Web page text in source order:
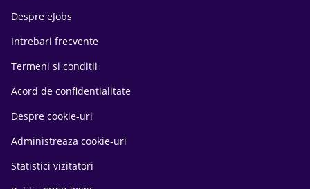
Despre eJobs
Intrebari frecvente
Termeni si conditii
Acord de confidentialitate
Despre cookie-uri
Administreaza cookie-uri
Statistici vizitatori